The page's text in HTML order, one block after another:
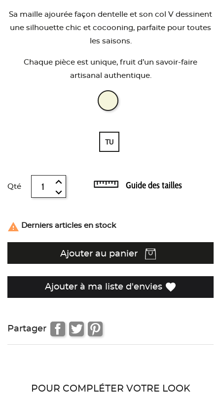
Sa maille ajourée façon dentelle et son col V dessinent
une silhouette chic et cocooning, parfaite pour toutes
les saisons.
Chaque pièce est unique, fruit d’un savoir-faire
artisanal authentique.
TU
Qté Guide des tailles
 Derniers articles en stock
Ajouter au panier
Ajouter à ma liste d'envies favorite
Partager
POUR COMPLÉTER VOTRE LOOK